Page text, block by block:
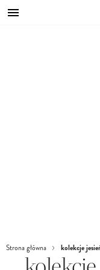
Strona główna kolekcje